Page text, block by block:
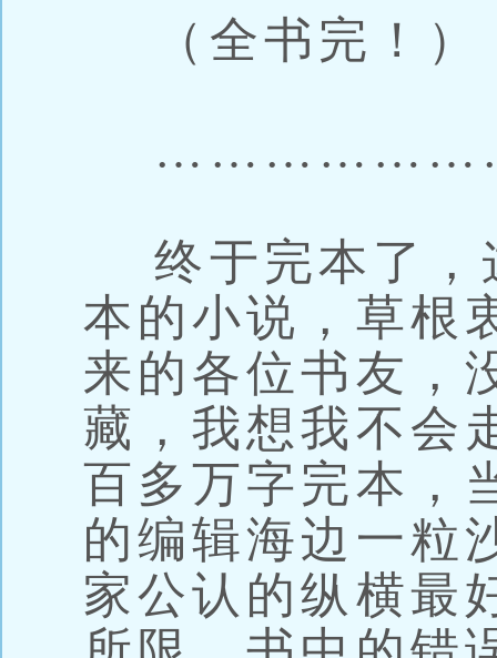
（全书完！）
终于完本了，
本的小说，草根
来的各位书友，
藏，我想我不会
百多万字完本，
的编辑海边一粒
家公认的纵横最